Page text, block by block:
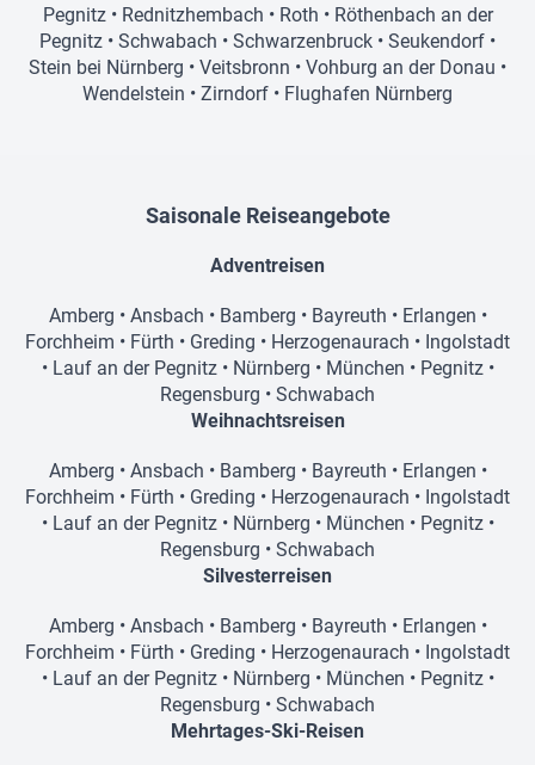
Pegnitz• Rednitzhembach • Roth • Röthenbach an der
Pegnitz • Schwabach • Schwarzenbruck • Seukendorf •
Stein bei Nürnberg • Veitsbronn • Vohburg an der Donau •
Wendelstein • Zirndorf • Flughafen Nürnberg
Saisonale Reiseangebote
Adventreisen
Amberg • Ansbach • Bamberg • Bayreuth • Erlangen •
Forchheim • Fürth • Greding • Herzogenaurach • Ingolstadt
• Lauf an der Pegnitz• Nürnberg • München • Pegnitz•
Regensburg • Schwabach
Weihnachtsreisen
Amberg • Ansbach • Bamberg • Bayreuth • Erlangen •
Forchheim • Fürth • Greding • Herzogenaurach • Ingolstadt
• Lauf an der Pegnitz• Nürnberg • München • Pegnitz•
Regensburg • Schwabach
Silvesterreisen
Amberg • Ansbach • Bamberg • Bayreuth • Erlangen •
Forchheim • Fürth • Greding • Herzogenaurach • Ingolstadt
• Lauf an der Pegnitz• Nürnberg • München • Pegnitz•
Regensburg • Schwabach
Mehrtages-Ski-Reisen